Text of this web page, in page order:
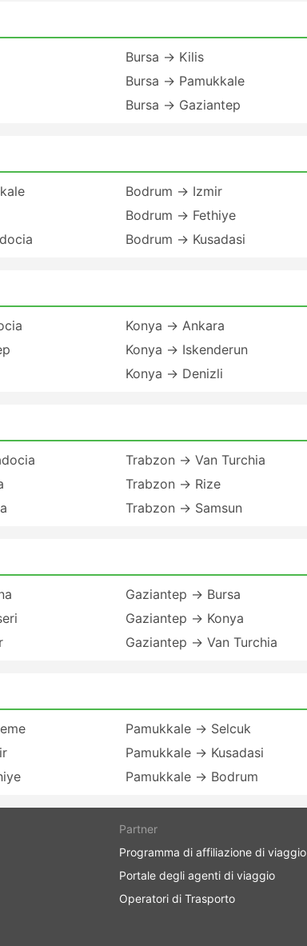
Bursa → Kilis
Bursa → Pamukkale
Bursa → Gaziantep
Bodrum → Izmir
Bodrum → Fethiye
Bodrum → Kusadasi
Konya → Ankara
Konya → Iskenderun
Konya → Denizli
Trabzon → Van Turchia
Trabzon → Rize
Trabzon → Samsun
Gaziantep → Bursa
Gaziantep → Konya
Gaziantep → Van Turchia
Pamukkale → Selcuk
Pamukkale → Kusadasi
Pamukkale → Bodrum
Partner
Programma di affiliazione di viaggio
Portale degli agenti di viaggio
Operatori di Trasporto